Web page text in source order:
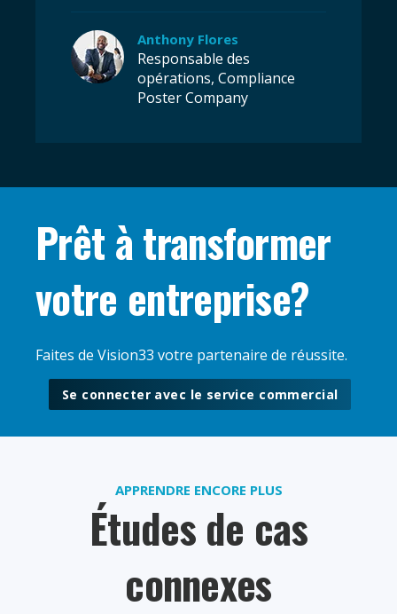
Anthony Flores
Responsable des
opérations, Compliance
Poster Company
Prêt à transformer
votre entreprise?
Faites de Vision33 votre partenaire de réussite.
Se connecter avec le service commercial
APPRENDRE ENCORE PLUS
Études de cas
connexes